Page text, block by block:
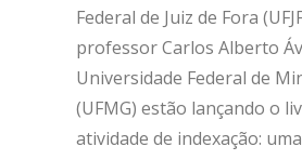
Federal de Juiz de Fora
professor Carlos Alberto
Universidade Federal de
(UFMG) estão lançando o
atividade de indexação: